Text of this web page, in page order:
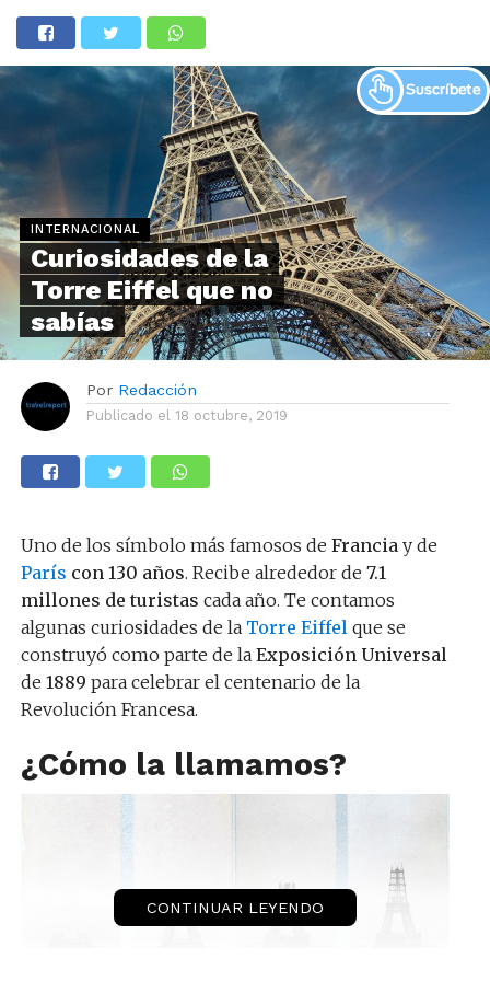
INTERNACIONAL
Curiosidades de la
Torre Eiffel que no
sabías
Por Redacción
Publicado el 18 octubre, 2019
Uno de los símbolo más famosos de Francia y de
París con 130 años. Recibe alrededor de 7.1
millones de turistas cada año. Te contamos
algunas curiosidades de la Torre Eiffel que se
construyó como parte de la Exposición Universal
de 1889 para celebrar el centenario de la
Revolución Francesa.
¿Cómo la llamamos?
CONTINUAR LEYENDO